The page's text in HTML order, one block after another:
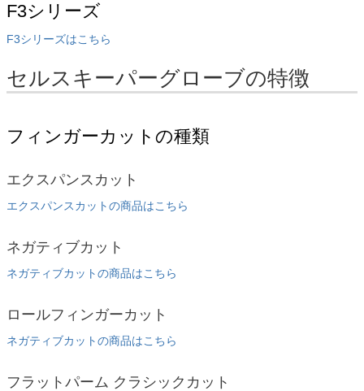
F3シリーズ
F3シリーズはこちら
セルスキーパーグローブの特徴
フィンガーカットの種類
エクスパンスカット
エクスパンスカットの商品はこちら
ネガティブカット
ネガティブカットの商品はこちら
ロールフィンガーカット
ネガティブカットの商品はこちら
フラットパーム クラシックカット